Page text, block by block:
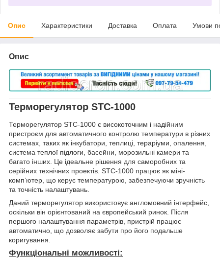
Опис Характеристики Доставка Оплата Умови
Опис
Терморегулятор STC-1000
Терморегулятор STC-1000 є високоточним і надійним
пристроєм для автоматичного контролю температури в різних
системах, таких як інкубатори, теплиці, тераріуми, опалення,
система теплої підлоги, басейни, морозильні камери та
багато інших. Це ідеальне рішення для саморобних та
серійних технічних проектів. STC-1000 працює як міні-
комп’ютер, що керує температурою, забезпечуючи зручність
та точність налаштувань.
Даний терморегулятор використовує англомовний інтерфейс,
оскільки він орієнтований на європейський ринок. Після
першого налаштування параметрів, пристрій працює
автоматично, що дозволяє забути про його подальше
коригування.
Функціональні можливості: